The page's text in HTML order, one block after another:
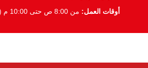
أوقات العمل: من 8:00 ص حتى 10:00 م (عدا الجمعة)